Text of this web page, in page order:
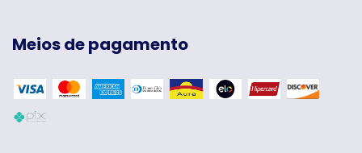
Meios de pagamento